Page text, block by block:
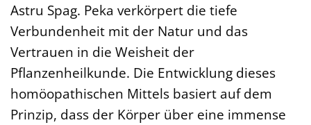
Astru Spag. Peka verkörpert die tiefe
Verbundenheit mit der Natur und das
Vertrauen in die Weisheit der
Pflanzenheilkunde. Die Entwicklung dieses
homöopathischen Mittels basiert auf dem
Prinzip, dass der Körper über eine immense